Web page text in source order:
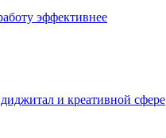
эффективнее
и креативной сфере